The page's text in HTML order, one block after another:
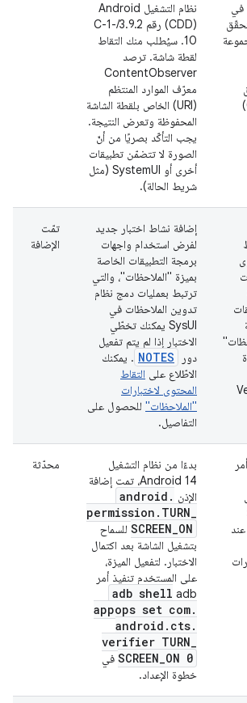
في
(CDD) رقم 3.9.2/C-1-
10. سيُطلب منك التقاط
لقطة شاشة. ترصد
ContentObserver
معرّف الموارد المنتظم
(URI) الخاص بلقطة الشاشة
المحفوظة وتعرض النتيجة.
يجب التأكّد بصريًا من أنّ
الصورة لا تتضمّن تطبيقات
أخرى أو SystemUI (مثل
شريط الحالة).
إضافة نشاط اختبار جديد
لفرض استخدام واجهات
برمجة التطبيقات الخاصة
بميزة "الملاحظات"، والتي
ترتبط بعمليات دمج نظام
تدوين الملاحظات في
SysUI يمكنك تخطّي
الاختبار إذا لم يتم تفعيل
دور
NOTES . يمكنك
الاطّلاع على التقاط
المحتوى لاختبارات
"الملاحظات" للحصول على
التفاصيل.
تمّت
الإضافة
عند
بدءًا من نظام التشغيل
Android 14، تمت إضافة
الإذن
android .
permission . TURN_
SCREEN_ON
للسماح
بتشغيل الشاشة بعد اكتمال
الاختبار. لتفعيل الميزة،
على المستخدم تنفيذ أمر
adb
adb shell
appops set com.
android . cts.
verifier TURN_
SCREEN_ON 0
في
خطوة الإعداد.
محدّثة